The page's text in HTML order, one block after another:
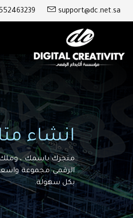
support@dc.net.sa
انشاء
متجرك باسمك ، وملك
الرقمي مجموعة
بكل سهولة.